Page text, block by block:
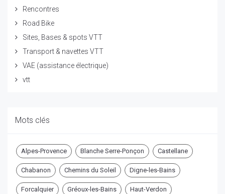
Rencontres
Road Bike
Sites, Bases & spots VTT
Transport & navettes VTT
VAE (assistance électrique)
vtt
Mots clés
Alpes-Provence Blanche Serre-Ponçon Castellane
Chabanon Chemins du Soleil Digne-les-Bains
Forcalquier Gréoux-les-Bains Haut-Verdon